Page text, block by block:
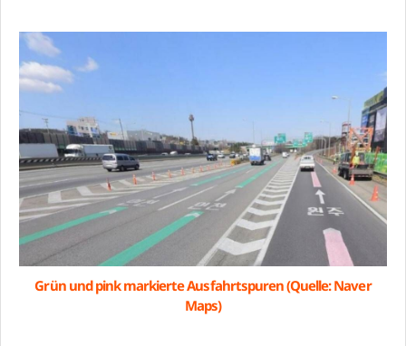
Grün und pink markierte Ausfahrtspuren (Quelle: Naver
Maps)